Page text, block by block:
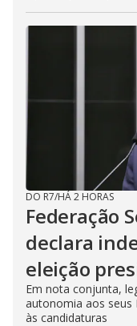
DO R7/HÁ 2 HORAS
Federação
declara
eleição
Em nota conjunta,
autonomia aos seus
às candidaturas